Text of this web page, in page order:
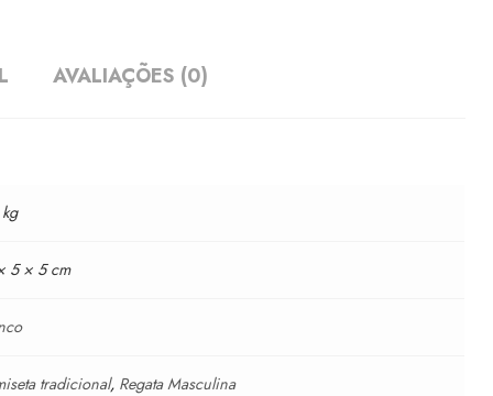
AVALIAÇÕES (0)
5 × 5 cm
tradicional, Regata Masculina